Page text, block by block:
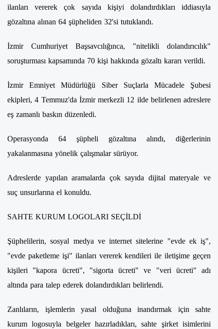
ilanları vererek çok sayıda kişiyi dolandırdıkları iddiasıyla
gözaltına alınan 64 şüpheliden 32'si tutuklandı.
İzmir Cumhuriyet Başsavcılığınca, "nitelikli dolandırıcılık"
soruşturması kapsamında 70 kişi hakkında gözaltı kararı verildi.
İzmir Emniyet Müdürlüğü Siber Suçlarla Mücadele Şubesi
ekipleri, 4 Temmuz'da İzmir merkezli 12 ilde belirlenen adreslere
eş zamanlı baskın düzenledi.
Operasyonda 64 şüpheli gözaltına alındı, diğerlerinin
yakalanmasına yönelik çalışmalar sürüyor.
Adreslerde yapılan aramalarda çok sayıda dijital materyale ve
suç unsurlarına el konuldu.
SAHTE KURUM LOGOLARI SEÇİLDİ
Şüphelilerin, sosyal medya ve internet sitelerine "evde ek iş",
"evde paketleme işi" ilanları vererek kendileri ile iletişime geçen
kişileri "kapora ücreti", "sigorta ücreti" ve "veri ücreti" adı
altında para talep ederek dolandırdıkları belirlendi.
Zanlıların, işlemlerin yasal olduğuna inandırmak için sahte
kurum logosuyla belgeler hazırladıkları, sahte şirket isimlerini